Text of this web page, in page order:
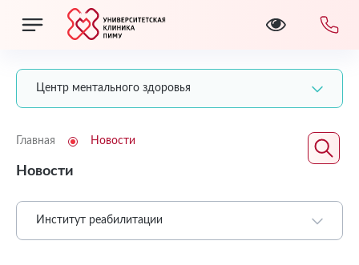
Центр ментального здоровья
Главная Новости
Новости
Институт реабилитации